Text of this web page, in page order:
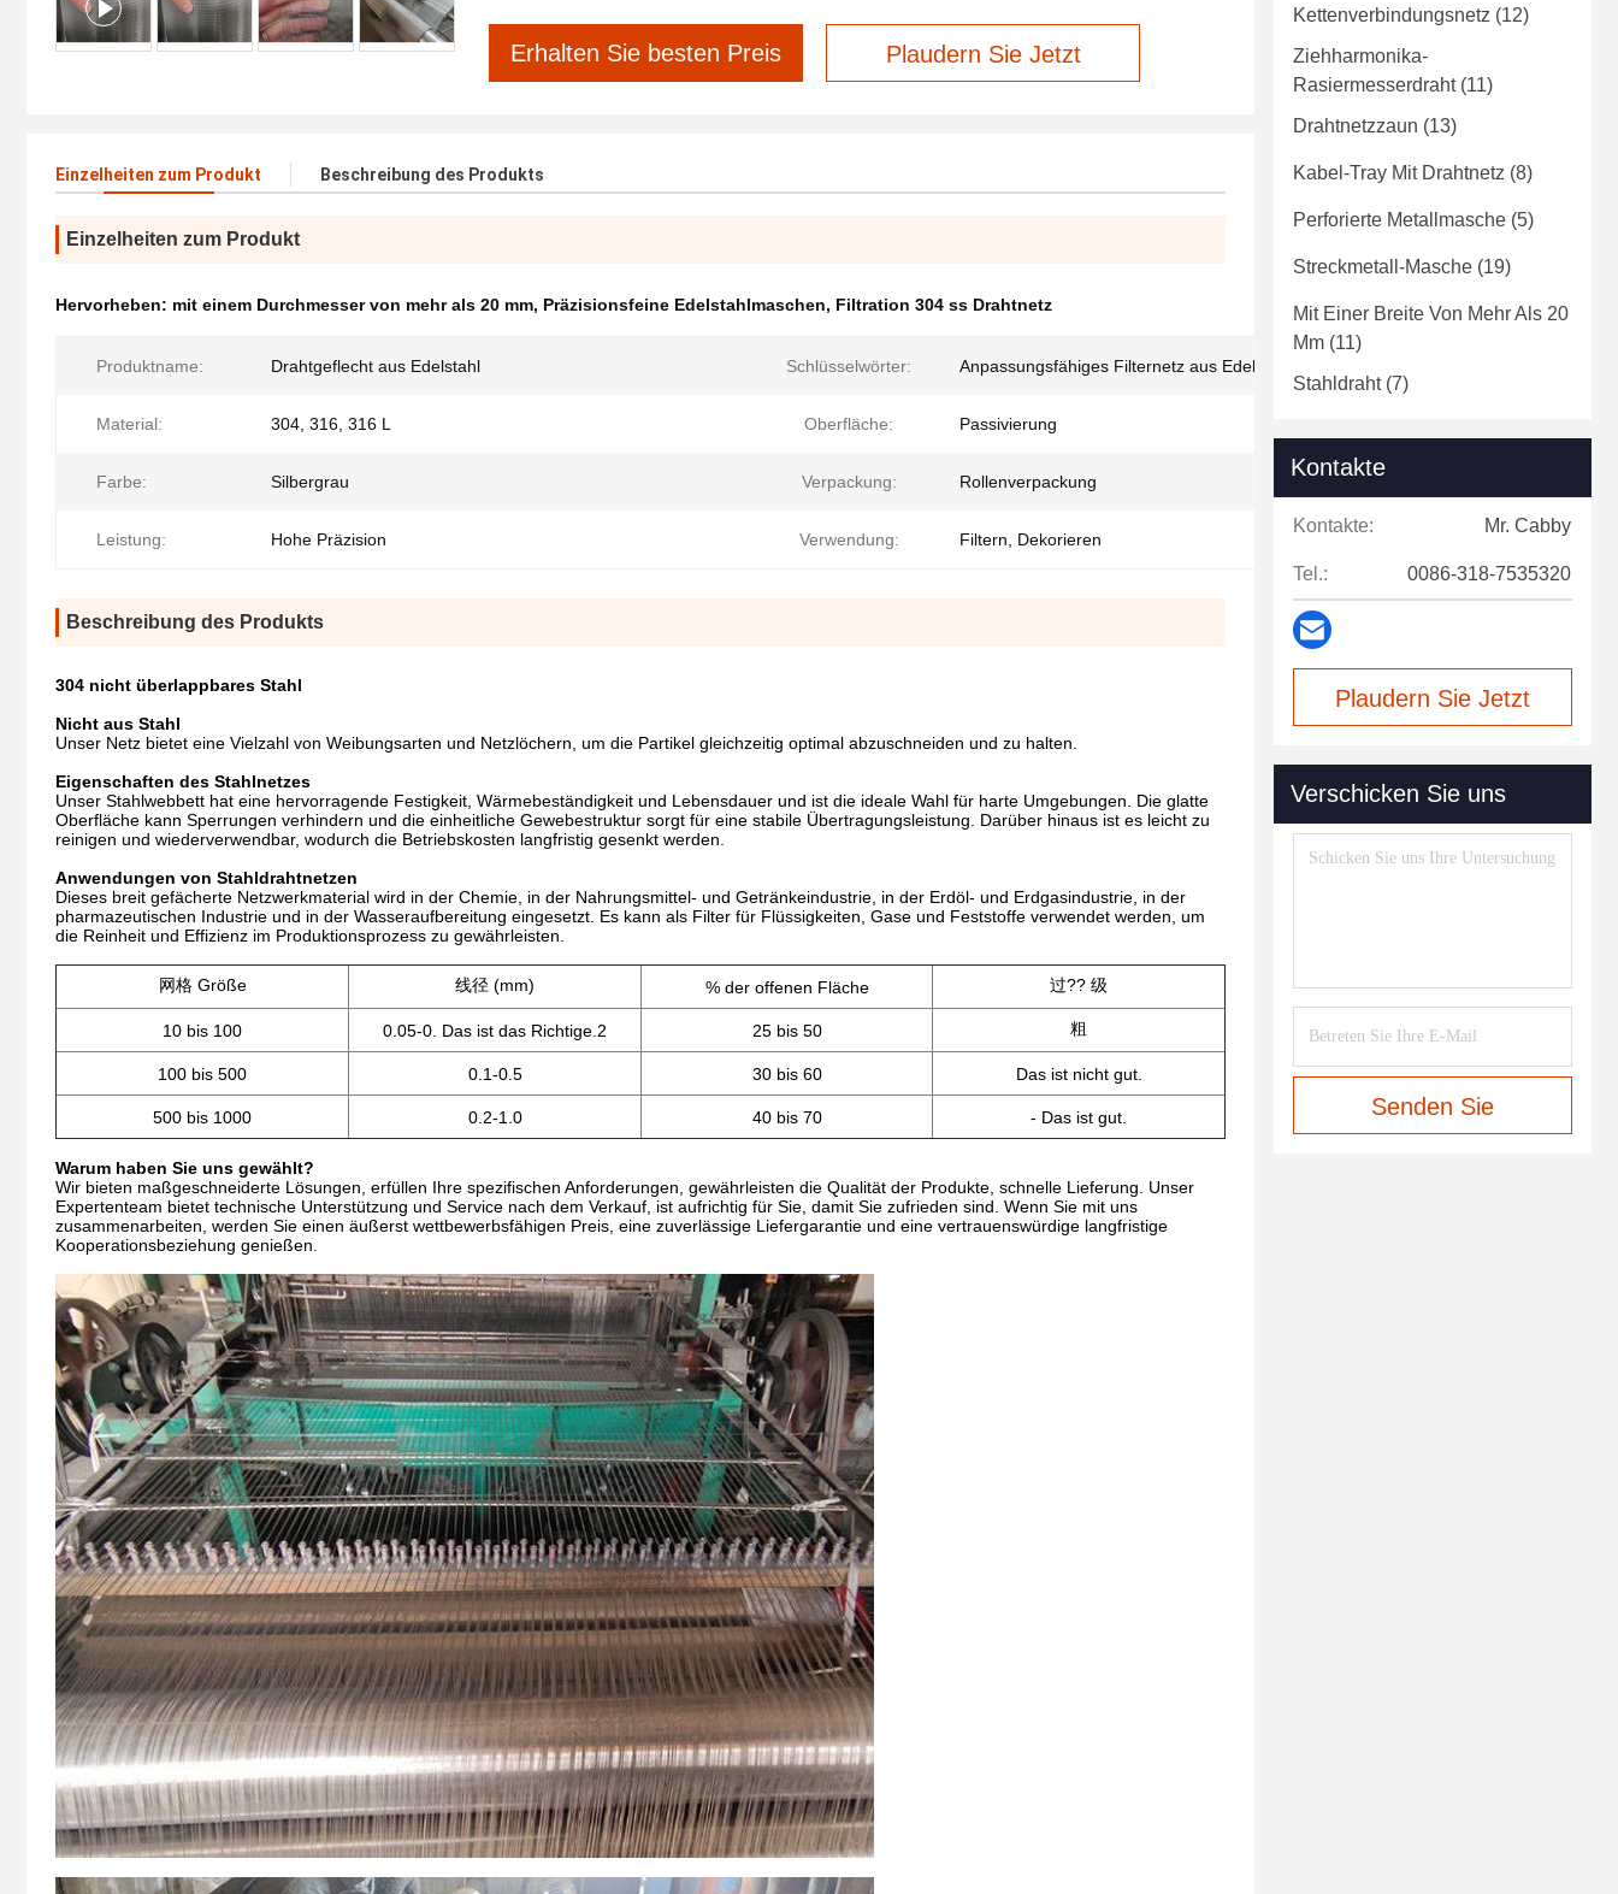
Erhalten Sie besten Preis Plaudern Sie Jetzt
Einzelheiten zum Produkt Beschreibung des Produkts
Einzelheiten zum Produkt
Hervorheben: mit einem Durchmesser von mehr als 20 mm, Präzisionsfeine Edelstahlmaschen, Filtration 304 ss Drahtnetz
Produktname: Drahtgeflecht aus Edelstahl Schlüsselwörter: Anpassungsfähiges Filternetz aus Edelstahl zur Filtration
Material: 304, 316, 316 L Oberfläche: Passivierung
Farbe: Silbergrau Verpackung: Rollenverpackung
Leistung: Hohe Präzision Verwendung: Filtern, Dekorieren
Beschreibung des Produkts
304 nicht überlappbares Stahl
Nicht aus Stahl
Unser Netz bietet eine Vielzahl von Weibungsarten und Netzlöchern, um die Partikel gleichzeitig optimal abzuschneiden und zu halten.
Eigenschaften des Stahlnetzes
Unser Stahlwebbett hat eine hervorragende Festigkeit, Wärmebeständigkeit und Lebensdauer und ist die ideale Wahl für harte Umgebungen. Die glatte
Oberfläche kann Sperrungen verhindern und die einheitliche Gewebestruktur sorgt für eine stabile Übertragungsleistung. Darüber hinaus ist es leicht zu
reinigen und wiederverwendbar, wodurch die Betriebskosten langfristig gesenkt werden.
Anwendungen von Stahldrahtnetzen
Dieses breit gefächerte Netzwerkmaterial wird in der Chemie, in der Nahrungsmittel- und Getränkeindustrie, in der Erdöl- und Erdgasindustrie, in der
pharmazeutischen Industrie und in der Wasseraufbereitung eingesetzt. Es kann als Filter für Flüssigkeiten, Gase und Feststoffe verwendet werden, um
die Reinheit und Effizienz im Produktionsprozess zu gewährleisten.
网格 Größe 线径 (mm) % der offenen Fläche 过?? 级
10 bis 100 0.05-0. Das ist das Richtige.2 25 bis 50 粗
100 bis 500 0.1-0.5 30 bis 60 Das ist nicht gut.
500 bis 1000 0.2-1.0 40 bis 70 - Das ist gut.
Warum haben Sie uns gewählt?
Wir bieten maßgeschneiderte Lösungen, erfüllen Ihre spezifischen Anforderungen, gewährleisten die Qualität der Produkte, schnelle Lieferung. Unser
Expertenteam bietet technische Unterstützung und Service nach dem Verkauf, ist aufrichtig für Sie, damit Sie zufrieden sind. Wenn Sie mit uns
zusammenarbeiten, werden Sie einen äußerst wettbewerbsfähigen Preis, eine zuverlässige Liefergarantie und eine vertrauenswürdige langfristige
Kooperationsbeziehung genießen.
Kettenverbindungsnetz (12)
Ziehharmonika-
Rasiermesserdraht(11)
Drahtnetzzaun (13)
Kabel-Tray Mit Drahtnetz (8)
Perforierte Metallmasche (5)
Streckmetall-Masche (19)
Mit Einer Breite Von Mehr Als 20
Mm (11)
Stahldraht(7)
Kontakte
Kontakte: Mr. Cabby
Tel.: 0086-318-7535320
Plaudern Sie Jetzt
Verschicken Sie uns
Senden Sie